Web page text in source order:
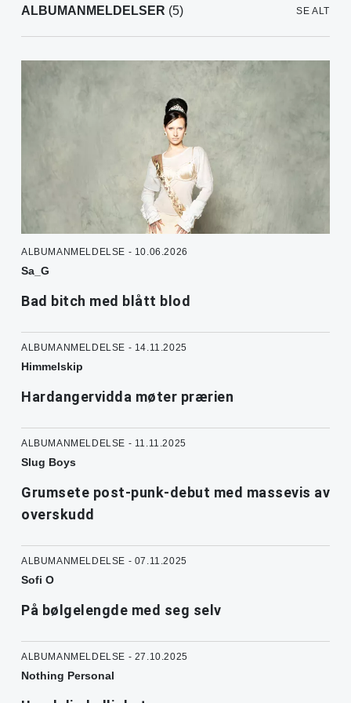
ALBUMANMELDELSER (5) SE ALT
ALBUMANMELDELSE - 10.06.2026
Sa_G
Bad bitch med blått blod
ALBUMANMELDELSE - 14.11.2025
Himmelskip
Hardangervidda møter prærien
ALBUMANMELDELSE - 11.11.2025
Slug Boys
Grumsete post-punk-debut med massevis av
overskudd
ALBUMANMELDELSE - 07.11.2025
Sofi O
På bølgelengde med seg selv
ALBUMANMELDELSE - 27.10.2025
Nothing Personal